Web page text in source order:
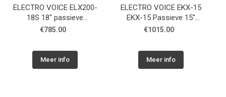
ELECTRO VOICE ELX200-
18S 18" passieve
subwoofer, zwart
€785.00
Meer info
ELECTRO VOICE EKX-15
EKX-15 Passieve 15"
luidspreker
€1015.00
Meer info